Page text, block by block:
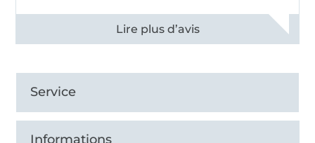
Voir tous les 11496 commentaires
Service
Informations